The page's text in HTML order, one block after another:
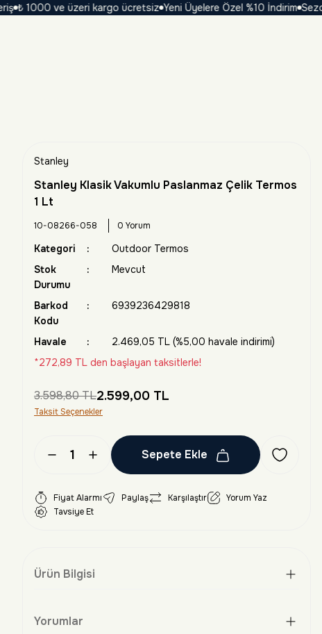
₺ 1000 ve üzeri kargo ücretsiz Yeni Üyelere Özel %10 İndirim
Stanley
Stanley Klasik Vakumlu Paslanmaz Çelik Termos
1 Lt
10-08266-058 0 Yorum
Kategori
Outdoor Termos
Stok
Durumu
Mevcut
Barkod
Kodu
6939236429818
Havale
2.469,05 TL (%5,00 havale indirimi)
*272,89 TL den başlayan taksitlerle!
3.598,80 TL2.599,00 TL
Taksit Seçenekler
Sepete Ekle
Fiyat Alarmı Paylaş Karşılaştır
Yorum Yaz
Tavsiye Et
Ürün Bilgisi
Yorumlar